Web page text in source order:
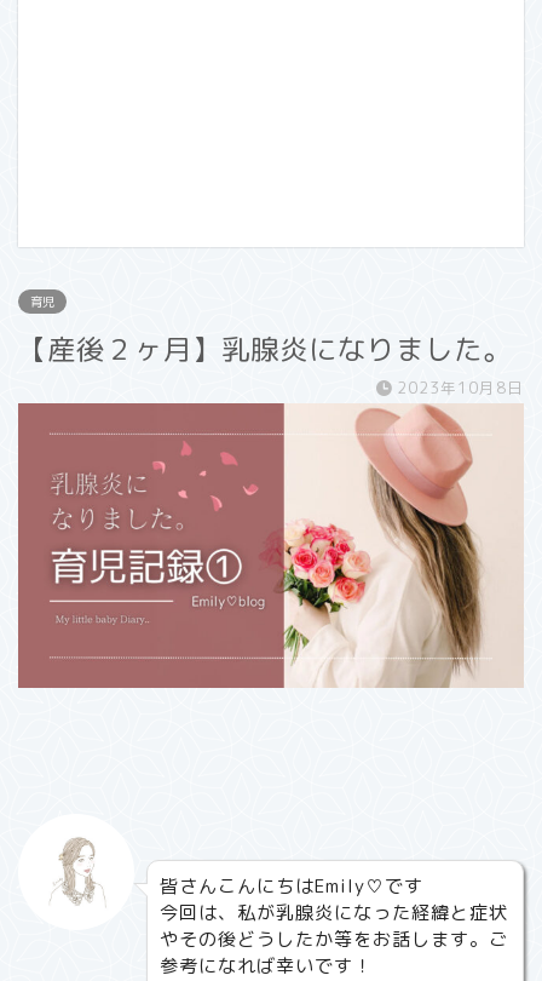
育児
【産後２ヶ月】乳腺炎になりました。
2023年10月8日
皆さんこんにちはEmily♡です
今回は、私が乳腺炎になった経緯と症状
やその後どうしたか等をお話します。ご
参考になれば幸いです！